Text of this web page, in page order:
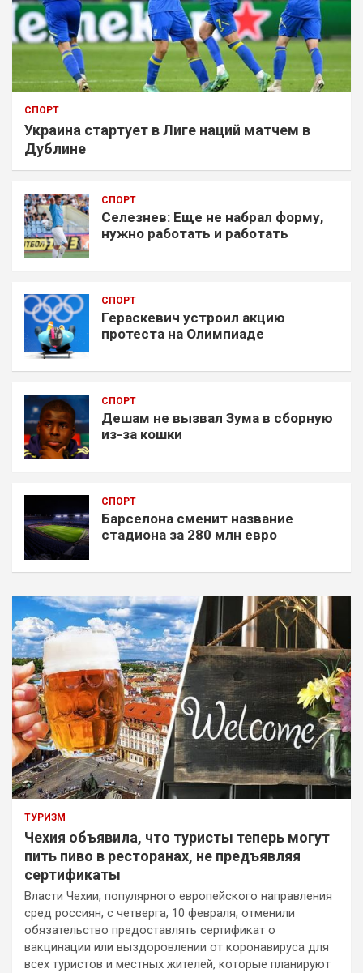
СПОРТ
Украина стартует в Лиге наций матчем в
Дублине
СПОРТ
Селезнев: Еще не набрал форму,
нужно работать и работать
СПОРТ
Гераскевич устроил акцию
протеста на Олимпиаде
СПОРТ
Дешам не вызвал Зума в сборную
из-за кошки
СПОРТ
Барселона сменит название
стадиона за 280 млн евро
ТУРИЗМ
Чехия объявила, что туристы теперь могут
пить пиво в ресторанах, не предъявляя
сертификаты
Власти Чехии, популярного европейского направления
сред россиян, с четверга, 10 февраля, отменили
обязательство предоставлять сертификат о
вакцинации или выздоровлении от коронавируса для
всех туристов и местных жителей, которые планируют